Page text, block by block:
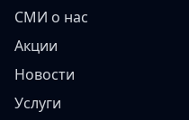
СМИ о нас
Акции
Новости
Услуги